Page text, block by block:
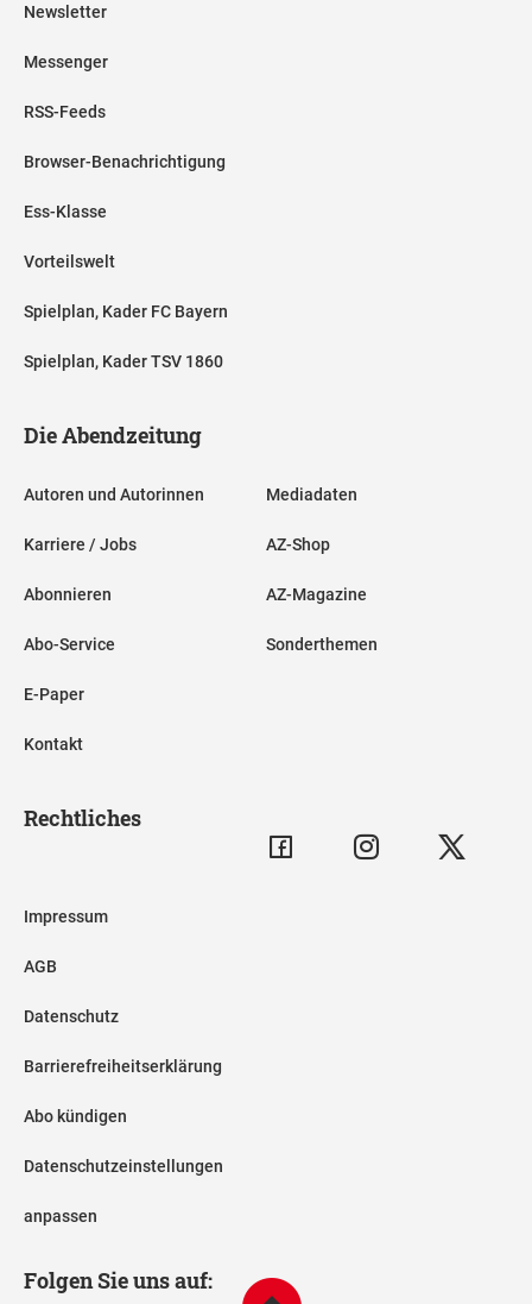
Newsletter
Messenger
RSS-Feeds
Browser-Benachrichtigung
Ess-Klasse
Vorteilswelt
Spielplan, Kader FC Bayern
Spielplan, Kader TSV 1860
Die Abendzeitung
Autoren und Autorinnen
Karriere / Jobs
Abonnieren
Abo-Service
E-Paper
Kontakt
Mediadaten
AZ-Shop
AZ-Magazine
Sonderthemen
Rechtliches
Impressum
AGB
Datenschutz
Barrierefreiheitserklärung
Abo kündigen
Datenschutzeinstellungen
anpassen
Folgen Sie uns auf: